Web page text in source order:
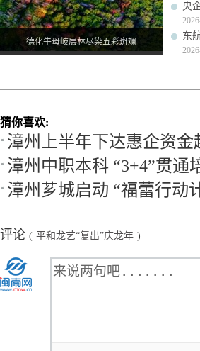
德化牛母岐层林尽染五彩斑斓
央
东
猜你喜欢:
漳州上半年下达惠企资金
漳州中职本科 “3+4”贯通
漳州芗城启动 “福蕾行动
评论 ( 平和龙艺“复出”庆龙年 )